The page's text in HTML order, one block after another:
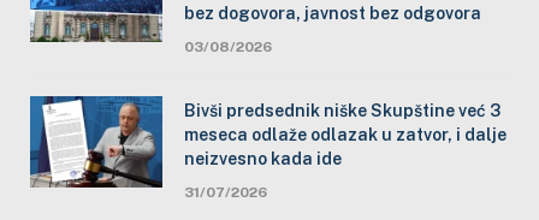
bez dogovora, javnost bez odgovora
03/08/2026
Bivši predsednik niške Skupštine već 3
meseca odlaže odlazak u zatvor, i dalje
neizvesno kada ide
31/07/2026